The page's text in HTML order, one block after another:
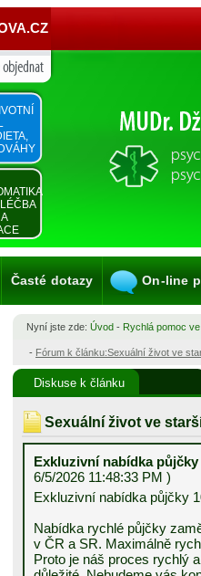
Časté dotazy On-line
Nyní jste zde: Úvod - Rychlá pomoc
- Fórum k článku:Sexuální život ve
Diskuse k článku
Sexuální život ve
Exkluzivní nabídka
6/5/2026 11:48:33 PM )
Exkluzivní nabídka půjčky
Nabídka rychlé půjčky
v ČR a SR. Maximálně
Proto je náš proces rychlý